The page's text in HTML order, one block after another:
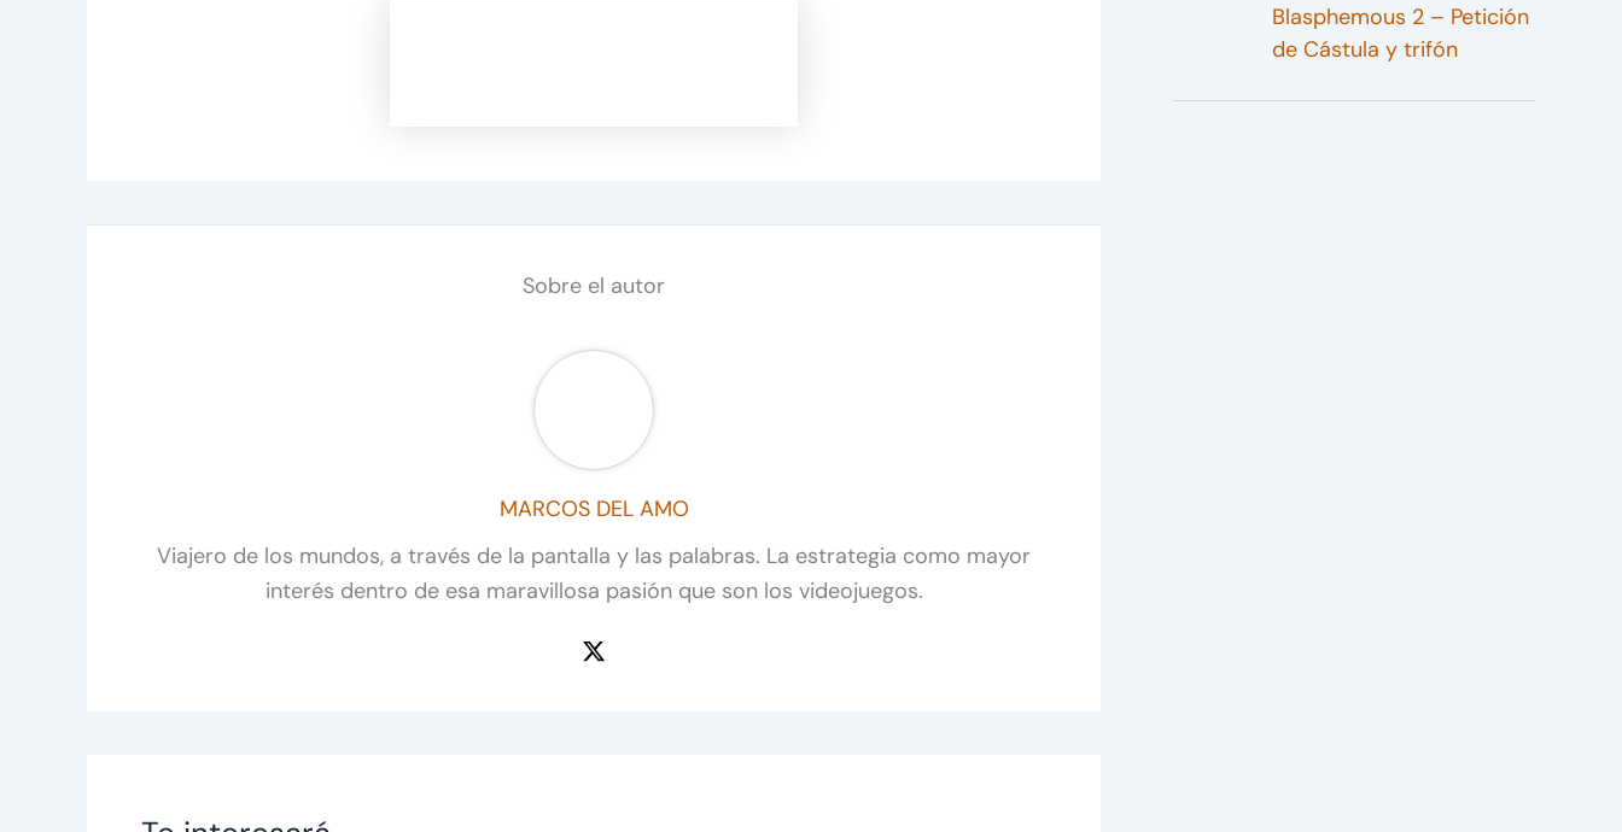
Sobre el autor
MARCOS DEL AMO
Viajero de los mundos, a través de la pantalla y las palabras. La estrategia como mayor
interés dentro de esa maravillosa pasión que son los videojuegos.
Blasphemous 2 – Petición
de Cástula y trifón